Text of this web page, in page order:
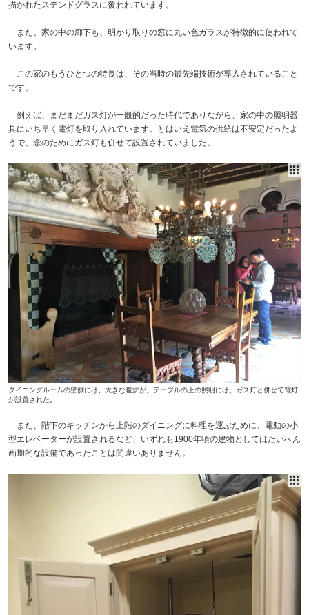
描かれたステンドグラスに覆われています。
また、家の中の廊下も、明かり取りの窓に丸い色ガラスが特徴的に使われて
います。
この家のもうひとつの特長は、その当時の最先端技術が導入されていること
です。
例えば、まだまだガス灯が一般的だった時代でありながら、家の中の照明器
具にいち早く電灯を取り入れています。とはいえ電気の供給は不安定だったよ
うで、念のためにガス灯も併せて設置されていました。
ダイニングルームの壁側には、大きな暖炉が。テーブルの上の照明には、ガス灯と併せて電灯
が設置された。
また、階下のキッチンから上階のダイニングに料理を運ぶために、電動の小
型エレベーターが設置されるなど、いずれも1900年頃の建物としてはたいへん
画期的な設備であったことは間違いありません。